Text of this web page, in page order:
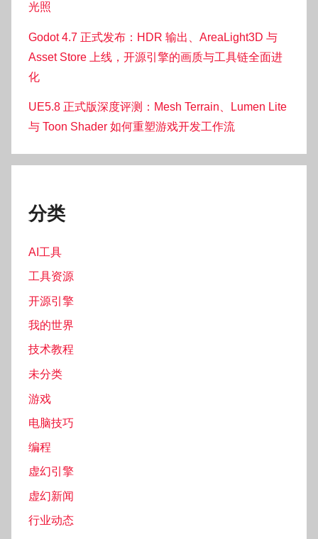
光照
Godot 4.7 正式发布：HDR 输出、AreaLight3D 与
Asset Store 上线，开源引擎的画质与工具链全面进
化
UE5.8 正式版深度评测：Mesh Terrain、Lumen Lite
与 Toon Shader 如何重塑游戏开发工作流
分类
AI工具
工具资源
开源引擎
我的世界
技术教程
未分类
游戏
电脑技巧
编程
虚幻引擎
虚幻新闻
行业动态